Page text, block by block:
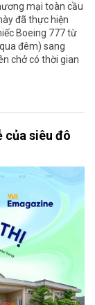
mại toàn cầu
đã thực hiện
Boeing 777 từ
đêm) sang
chở có thời gian
của siêu đô